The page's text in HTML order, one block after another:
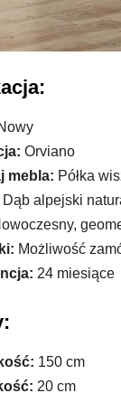
Orviano
mebla: Półka
Dąb alpejski
Możliwość
24 miesiące
150 cm
20 cm